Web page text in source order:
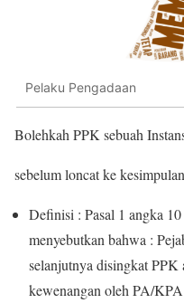
Pelaku Pengadaan
Bolehkah PPK sebuah
sebelum loncat ke
Definisi : Pasal 1 angka
menyebutkan bahwa :
selanjutnya disingkat PPK
kewenangan oleh PA/